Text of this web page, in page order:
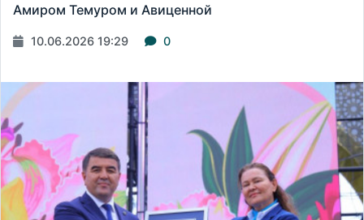
Амиром Темуром и Авиценной
10.06.2026 19:29 0